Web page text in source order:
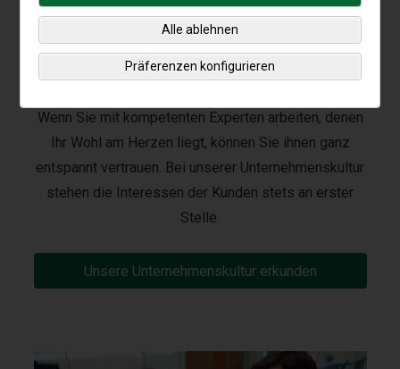
In unserer Unternehmenskultur steht
der Kunde an erster Stelle
Wenn Sie mit kompetenten Experten arbeiten, denen
Ihr Wohl am Herzen liegt, können Sie ihnen ganz
entspannt vertrauen. Bei unserer Unternehmenskultur
stehen die Interessen der Kunden stets an erster
Stelle.
Unsere Unternehmenskultur erkunden
Alle ablehnen
Präferenzen konfigurieren